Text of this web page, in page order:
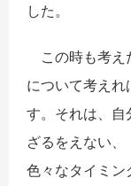
した。
この時も考え
について考えれ
す。それは、自
ざるをえない
色々なタイミン